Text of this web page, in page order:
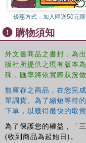
優惠方式： 加入即送50元
購物須知
外文書商品之書封，為
版社所提供之現有版本
殊，匯率將依實際狀況做
無庫存之商品，在您完
單調貨。為了縮短等待
下單，以獲得最快的取
為了保護您的權益，「
(收到商品為起始日)。